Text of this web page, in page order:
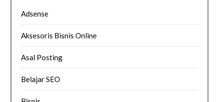
Adsense
Aksesoris Bisnis Online
Asal Posting
Belajar SEO